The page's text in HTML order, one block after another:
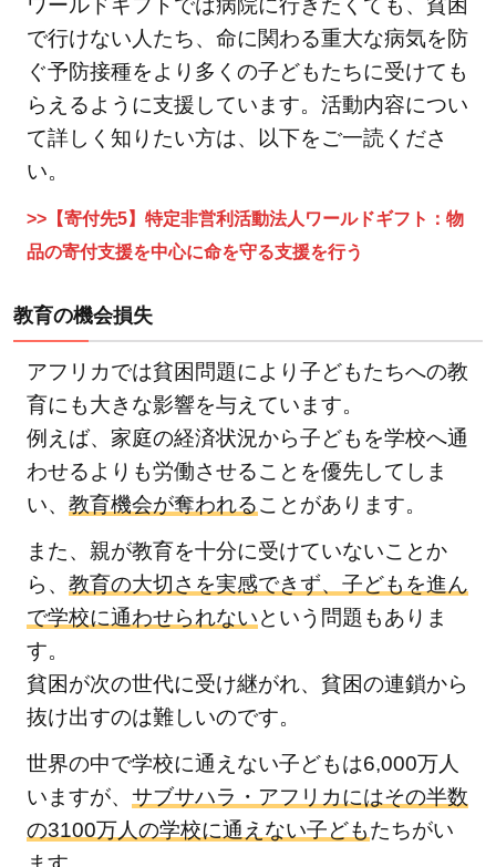
定非営利
活動法人
難民を助
ける会
（AAR
Japan）：
国で難民
6.2
付先
認定
NPO
法人
ワー
ル
ビジ
ョ
ン・
パ
子ど
もと
繋が
りを
感じ
ワールドギフトでは病院に行きたくても、貧困
で行けない人たち、命に関わる重大な病気を防
ぐ予防接種をより多くの子どもたちに受けても
らえるように支援しています。活動内容につい
て詳しく知りたい方は、以下をご一読くださ
い。
>>【寄付先5】特定非営利活動法人ワールドギフト：物
品の寄付支援を中心に命を守る支援を行う
教育の機会損失
アフリカでは貧困問題により子どもたちへの教
育にも大きな影響を与えています。
例えば、家庭の経済状況から子どもを学校へ通
わせるよりも労働させることを優先してしま
い、 教育機会が奪われることがあります。
また、親が教育を十分に受けていないことか
ら、 教育の大切さを実感できず、子どもを進ん
で学校に通わせられないという問題もありま
す。
貧困が次の世代に受け継がれ、貧困の連鎖から
抜け出すのは難しいのです。
世界の中で学校に通えない子どもは6,000万人
いますが、 サブサハラ・アフリカにはその半数
の3100万人の学校に通えない子どもたちがい